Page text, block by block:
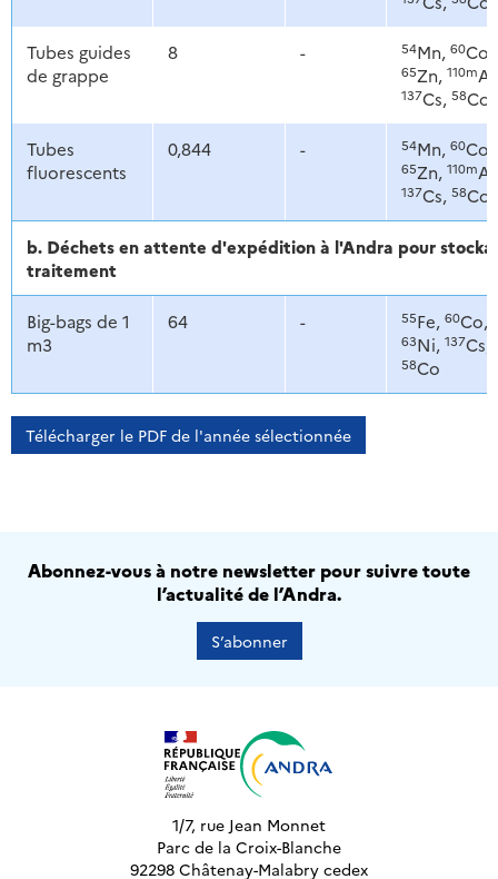
Tubes guides
de grappe
8 - 54Mn, 60Co,
65Zn, 110m
137Cs, 58Co
Tubes
fluorescents
0,844 - 54Mn, 60Co,
65Zn, 110m
137Cs, 58Co
b. Déchets en attente d'expédition à l'Andra pour
traitement
Big-bags de 1
m3
64 - 55Fe, 60Co,
63Ni, 137Cs,
58Co
Télécharger le PDF de l'année sélectionnée
Abonnez-vous à notre newsletter pour suivre toute
l’actualité de l’Andra.
S’abonner
1/7, rue Jean Monnet
Parc de la Croix-Blanche
92298 Châtenay-Malabry cedex